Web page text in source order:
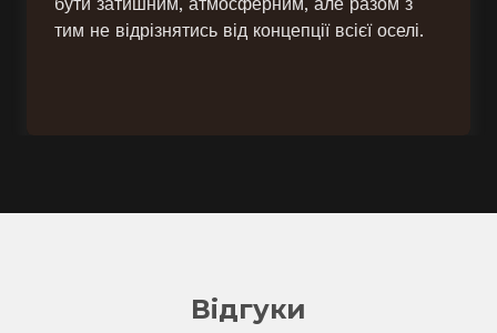
тим не відрізнятись від концепції всієї оселі.
Відгуки